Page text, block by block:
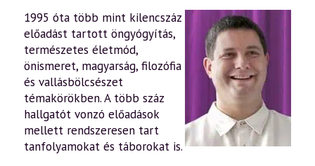
1995 óta több mint kilencszáz
előadást tartott öngyógyítás,
természetes életmód,
önismeret, magyarság, filozófia
és vallásbölcsészet
témakörökben. A több száz
hallgatót vonzó előadások
mellett rendszeresen tart
tanfolyamokat és táborokat is.